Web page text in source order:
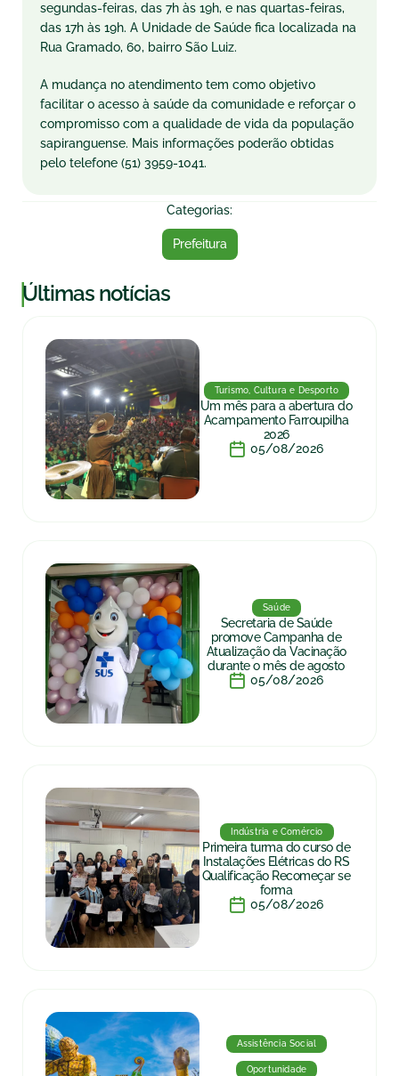
segundas-feiras, das 7h às 19h, e nas quartas-feiras,
das 17h às 19h. A Unidade de Saúde fica localizada na
Rua Gramado, 60, bairro São Luiz.
A mudança no atendimento tem como objetivo
facilitar o acesso à saúde da comunidade e reforçar o
compromisso com a qualidade de vida da população
sapiranguense. Mais informações poderão obtidas
pelo telefone (51) 3959-1041.
Categorias:
Prefeitura
|Últimas notícias
Turismo, Cultura e Desporto
Um mês para a abertura do
Acampamento Farroupilha
2026
05/08/2026
Saúde
Secretaria de Saúde
promove Campanha de
Atualização da Vacinação
durante o mês de agosto
05/08/2026
Indústria e Comércio
Primeira turma do curso de
Instalações Elétricas do RS
Qualificação Recomeçar se
forma
05/08/2026
Assistência Social
Oportunidade